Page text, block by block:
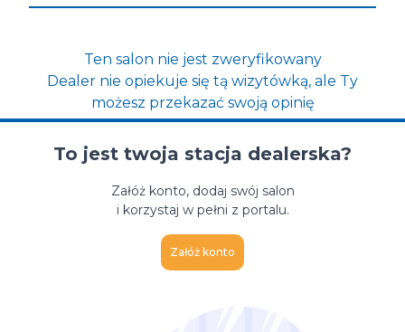
Ten salon nie jest zweryfikowany
Dealer nie opiekuje się tą wizytówką, ale Ty
możesz przekazać swoją opinię
To jest twoja stacja dealerska?
Załóż konto, dodaj swój salon
i korzystaj w pełni z portalu.
Załóż konto